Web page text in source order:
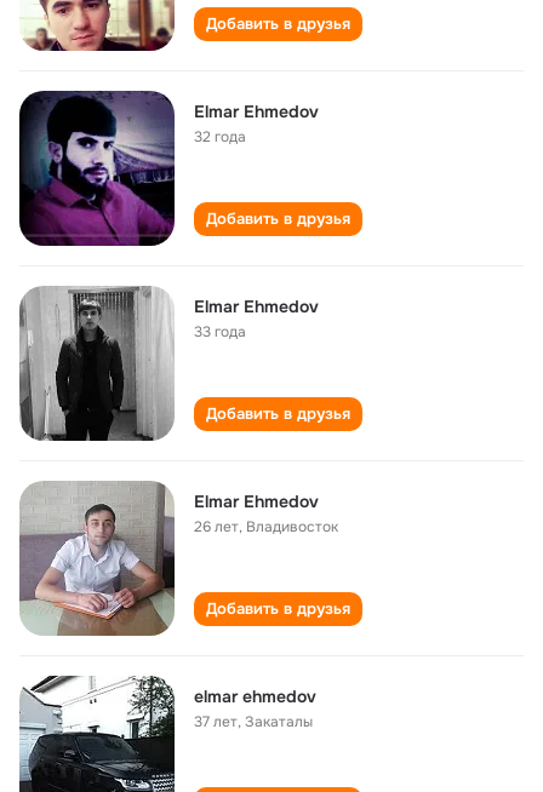
Добавить в друзья
Elmar Ehmedov
32 года
Добавить в друзья
Elmar Ehmedov
33 года
Добавить в друзья
Elmar Ehmedov
26 лет, Владивосток
Добавить в друзья
elmar ehmedov
37 лет,Закаталы